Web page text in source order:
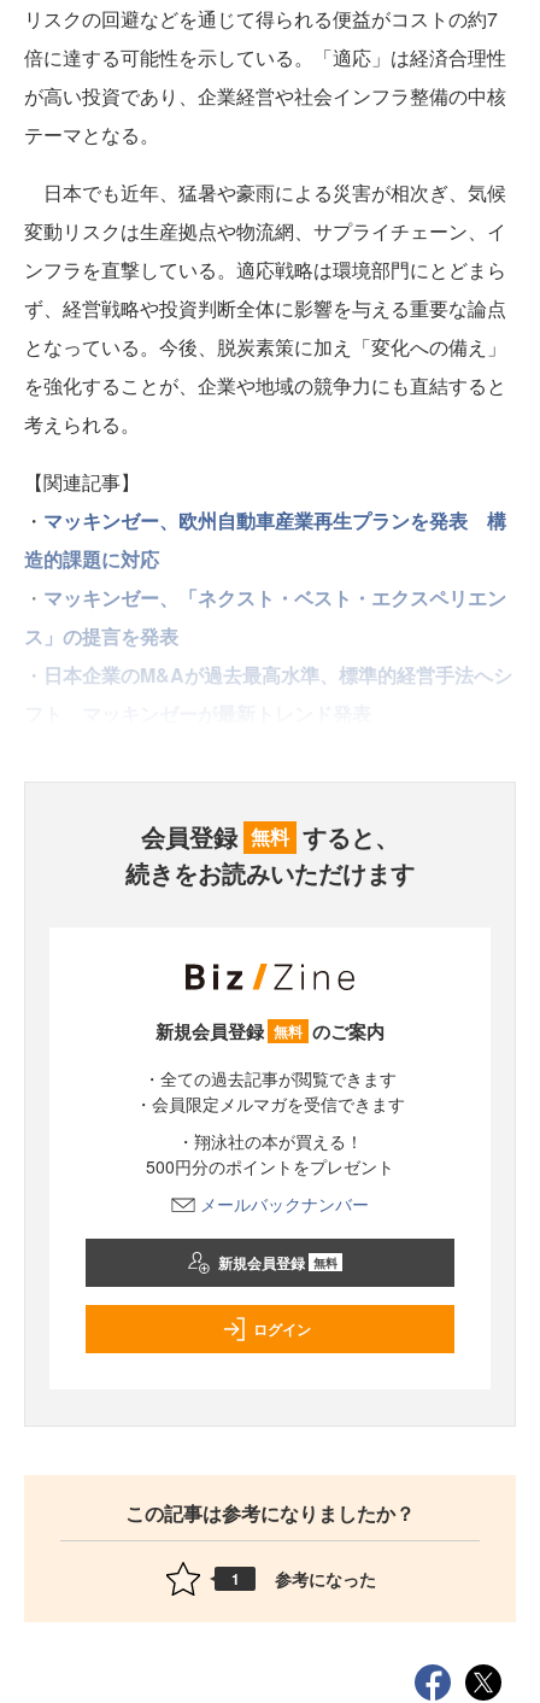
リスクの回避などを通じて得られる便益がコストの約7
倍に達する可能性を示している。「適応」は経済合理性
が高い投資であり、企業経営や社会インフラ整備の中核
テーマとなる。
日本でも近年、猛暑や豪雨による災害が相次ぎ、気候
変動リスクは生産拠点や物流網、サプライチェーン、イ
ンフラを直撃している。適応戦略は環境部門にとどまら
ず、経営戦略や投資判断全体に影響を与える重要な論点
となっている。今後、脱炭素策に加え「変化への備え」
を強化することが、企業や地域の競争力にも直結すると
考えられる。
【関連記事】
・ マッキンゼー、欧州自動車産業再生プランを発表 構
造的課題に対応
・ マッキンゼー、「ネクスト・ベスト・エクスペリエン
ス」の提言を発表
・ 日本企業のM&Aが過去最高水準、標準的経営手法へシ
会員登録 無料 すると、
続きをお読みいただけます
新規会員登録 無料 のご案内
・全ての過去記事が閲覧できます
・会員限定メルマガを受信できます
・翔泳社の本が買える！
500円分のポイントをプレゼント
メールバックナンバー
新規会員登録 無料
ログイン
この記事は参考になりましたか？
1 参考になった